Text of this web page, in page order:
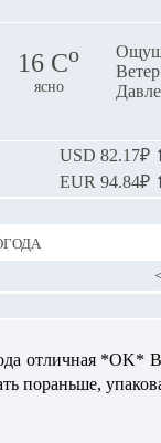
16 Сo
ясно
USD 82.17₽
EUR 94.84₽
отличная *OK* В
пораньше,